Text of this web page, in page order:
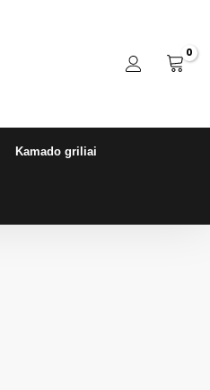
Kamado griliai